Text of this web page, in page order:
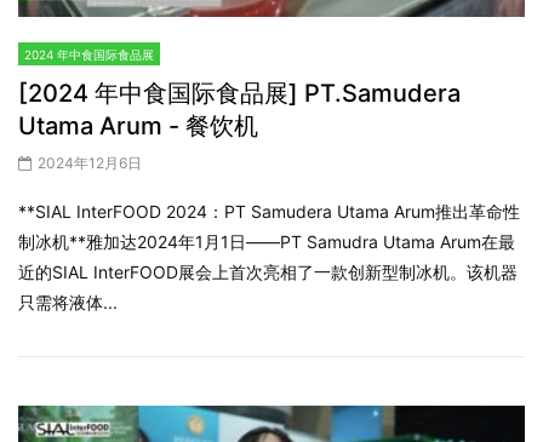
2024 年中食国际食品展
[2024 年中食国际食品展] PT.Samudera
Utama Arum - 餐饮机
2024年12月6日
**SIAL InterFOOD 2024：PT Samudera Utama Arum推出革命性
制冰机**雅加达2024年1月1日——PT Samudra Utama Arum在最
近的SIAL InterFOOD展会上首次亮相了一款创新型制冰机。该机器
只需将液体...